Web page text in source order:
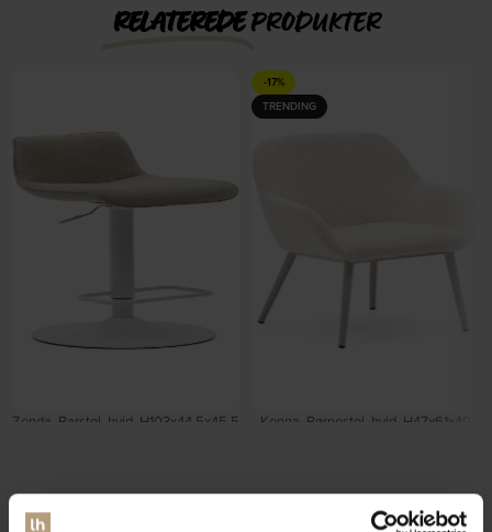
RELATEREDEPRODUKTER
Zenda, Barstol, hvid, H103x44,5x45,5
-17%
TRENDING
Konna, Børnestol, hvid, H47x61x49
DKK705,00